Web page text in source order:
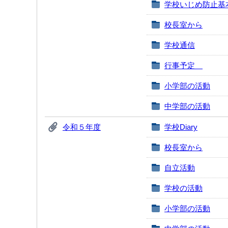
学校いじめ防止基
校長室から
学校通信
行事予定
小学部の活動
中学部の活動
令和５年度 学校Diary
校長室から
自立活動
学校の活動
小学部の活動